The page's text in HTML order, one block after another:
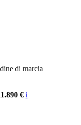
di marcia
€ i